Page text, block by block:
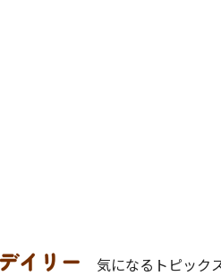
気になるトピック